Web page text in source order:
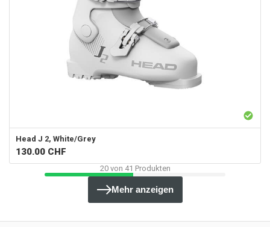
Head J 2, White/Grey
130.00 CHF
20von 41 Produkten
Mehr anzeigen